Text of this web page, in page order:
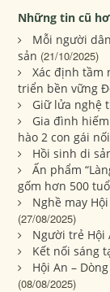
Những tin cũ
Mỗi người
sản (21/10/2025)
Xác định tầm
triển bền vững
Giữ lửa nghệ
Gia đình
hào 2 con gái
Hồi sinh di
Ấn phẩm
gốm hơn 500
Nghề may
(27/08/2025)
Người trẻ Hội
Kết nối sáng
Hội An –
(08/08/2025)